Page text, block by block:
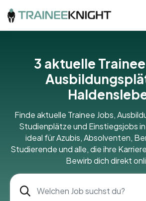
3 aktuelle
Finde aktuelle Trainee Jobs,
Studienplätze und Einstiegsjobs
ideal für Azubis, Absolventen,
Studierende und alle, die ihre
Bewirb dich direkt